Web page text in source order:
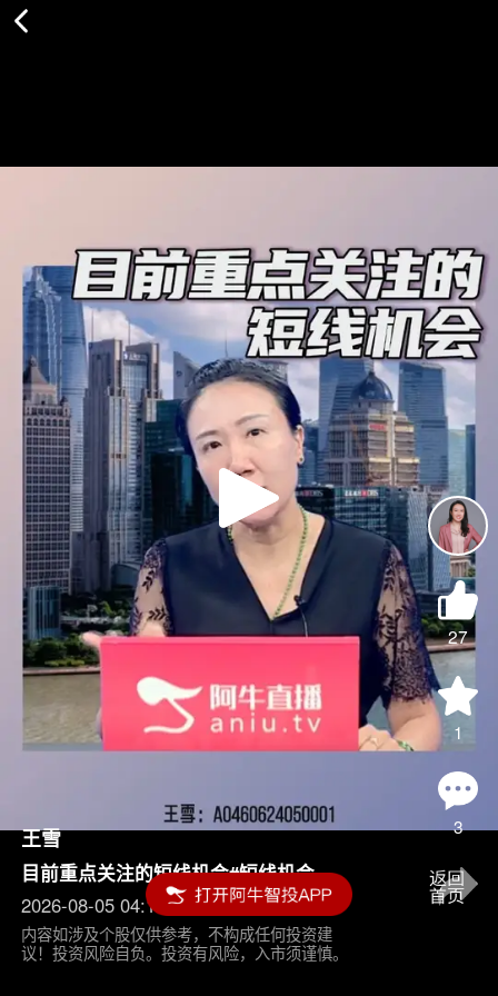
Play
Video
27
1
3
王雪
目前重点关注的短线机会#短线机会
2026-08-05 04:15
内容如涉及个股仅供参考，不构成任何投资建
议！投资风险自负。投资有风险，入市须谨慎。